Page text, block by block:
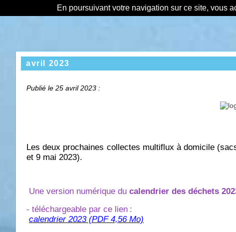
En poursuivant votre navigation sur ce site, vous
avril 2023
Publié le 25 avril 2023 :
Les deux prochaines collectes multiflux à domicile
et 9 mai 2023).
Une version numérique du calendrier des déchets
- téléchargeable par ce lien :
calendrier 2023 (PDF 4,56 Mo)